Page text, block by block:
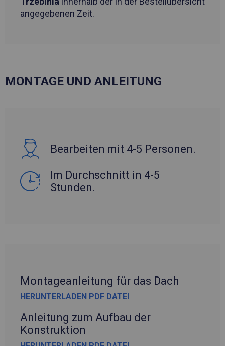
angegebenen Zeit.
MONTAGE UND ANLEITUNG
Bearbeiten mit 4-5 Personen.
Im Durchschnitt in 4-5
Stunden.
Montageanleitung für das Dach
HERUNTERLADEN PDF DATEI
Anleitung zum Aufbau der
Konstruktion